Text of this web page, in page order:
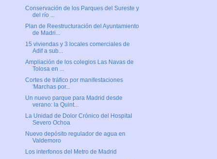
Conservación de los Parques del Sureste y
del río ...
Plan de Reestructuración del Ayuntamiento
de Madri...
15 viviendas y 3 locales comerciales de
Adif a sub...
Ampliación de los colegios Las Navas de
Tolosa en ...
Cortes de tráfico por manifestaciones
'Marchas por...
Un nuevo parque para Madrid desde
verano: la Quint...
La Unidad de Dolor Crónico del Hospital
Severo Ochoa
Nuevo depósito regulador de agua en
Valdemoro
Los interfonos del Metro de Madrid